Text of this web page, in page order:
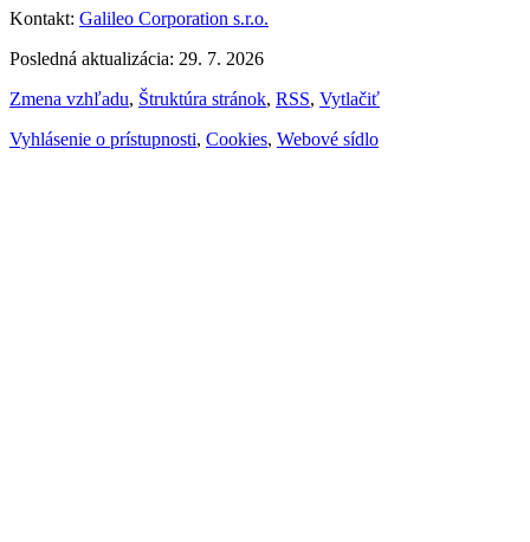
Kontakt: Galileo Corporation s.r.o.
Posledná aktualizácia: 29. 7. 2026
Zmena vzhľadu, Štruktúra stránok, RSS, Vytlačiť
Vyhlásenie o prístupnosti, Cookies, Webové sídlo